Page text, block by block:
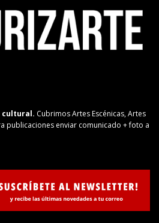
cultural. Cubrimos Artes Escénicas, Artes
publicaciones enviar comunicado + foto a